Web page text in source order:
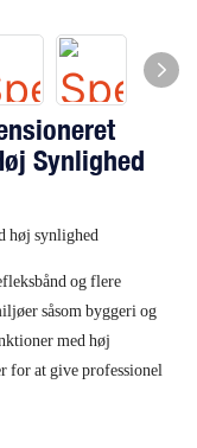
Synlighed
høj synlighed
og flere
såsom byggeri og
med høj
for at give professionel